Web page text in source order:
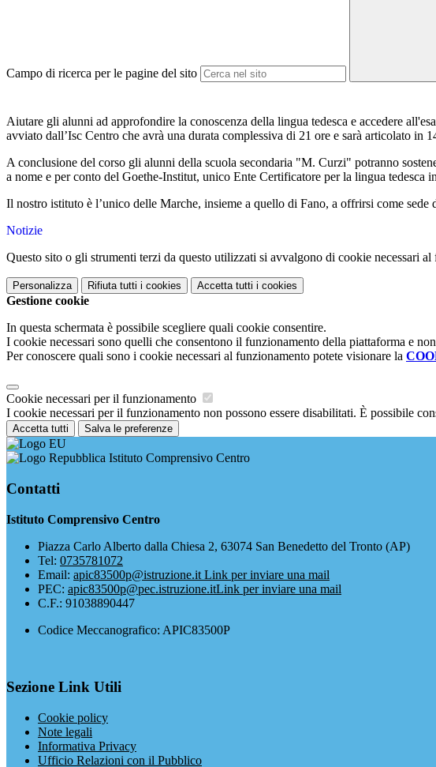
Campo di ricerca per le pagine del sito
Aiutare gli alunni ad approfondire la conoscenza della lingua tedesca e accedere
avviato dall’Isc Centro che avrà una durata complessiva di 21 ore e sarà articolato
A conclusione del corso gli alunni della scuola secondaria "M. Curzi" potranno
a nome e per conto del Goethe-Institut, unico Ente Certificatore per la lingua
Il nostro istituto è l’unico delle Marche, insieme a quello di Fano, a offrirsi come
Notizie
Questo sito o gli strumenti terzi da questo utilizzati si avvalgono di cookie necessari
Personalizza Rifiuta tutti i cookies Accetta tutti i cookies
Gestione cookie
In questa schermata è possibile scegliere quali cookie consentire.
I cookie necessari sono quelli che consentono il funzionamento della piattaforma e
Per conoscere quali sono i cookie necessari al funzionamento potete visionare la
Cookie necessari per il funzionamento
I cookie necessari per il funzionamento non possono essere disabilitati. È possibile
Accetta tutti Salva le preferenze
Istituto Comprensivo Centro
Contatti
Istituto Comprensivo Centro
Piazza Carlo Alberto dalla Chiesa 2, 63074 San Benedetto del Tronto (AP)
Tel: 0735781072
Email: apic83500p@istruzione.it Link per inviare una mail
PEC: apic83500p@pec.istruzione.itLink per inviare una mail
C.F.: 91038890447
Codice Meccanografico: APIC83500P
Sezione Link Utili
Cookie policy
Note legali
Informativa Privacy
Ufficio Relazioni con il Pubblico